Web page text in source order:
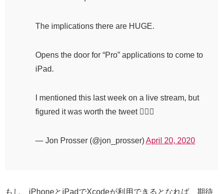
The implications there are HUGE.
Opens the door for “Pro” applications to come to
iPad.
I mentioned this last week on a live stream, but
figured it was worth the tweet 🤷🏼‍♂️
— Jon Prosser (@jon_prosser)April 20, 2020
もし、iPhoneとiPadでXcodeが利用できるとなれば、期待